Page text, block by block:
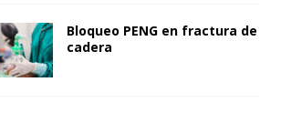
Bloqueo PENG en fractura de
cadera